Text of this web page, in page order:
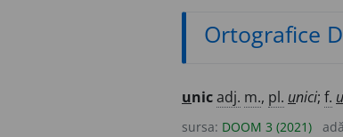
Ortografice
unicadj. m., pl. unici; f. u
sursa: DOOM 3 (2021)